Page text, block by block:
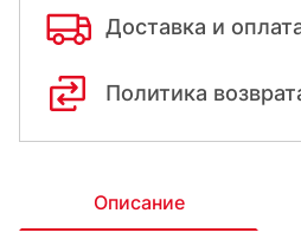
Доставка и
Политика
Описание